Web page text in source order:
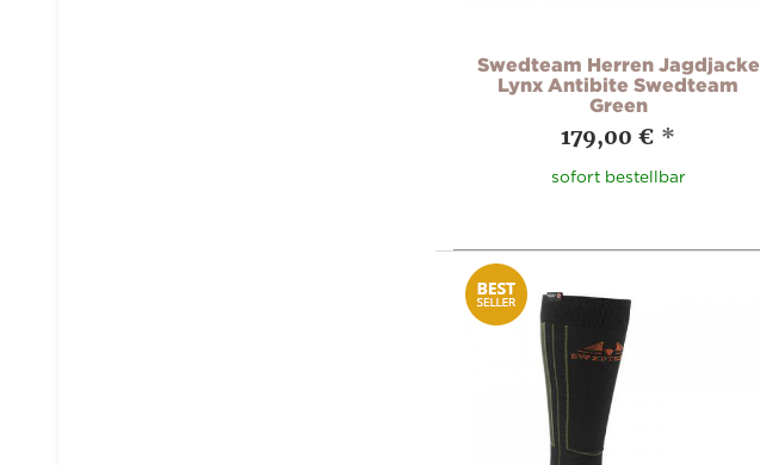
Swedteam Herren Jagdjacke
Lynx Antibite Swedteam
Green
179,00 € *
sofort bestellbar